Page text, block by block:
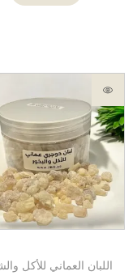
اللبان العماني للأكل